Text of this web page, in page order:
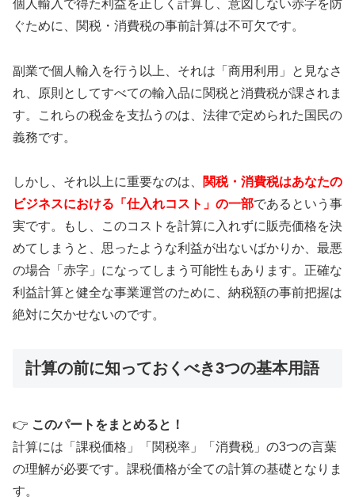
個人輸入で得た利益を正しく計算し、意図しない赤字を防
ぐために、関税・消費税の事前計算は不可欠です。
副業で個人輸入を行う以上、それは「商用利用」と見なさ
れ、原則としてすべての輸入品に関税と消費税が課されま
す。これらの税金を支払うのは、法律で定められた国民の
義務です。
しかし、それ以上に重要なのは、
関税・消費税はあなたの
ビジネスにおける「仕入れコスト」の一部であるという事
実です。もし、このコストを計算に入れずに販売価格を決
めてしまうと、思ったような利益が出ないばかりか、最悪
の場合「赤字」になってしまう可能性もあります。正確な
利益計算と健全な事業運営のために、納税額の事前把握は
絶対に欠かせないのです。
計算の前に知っておくべき3つの基本用語
👉 このパートをまとめると！
計算には「課税価格」「関税率」「消費税」の3つの言葉
の理解が必要です。課税価格が全ての計算の基礎となりま
す。